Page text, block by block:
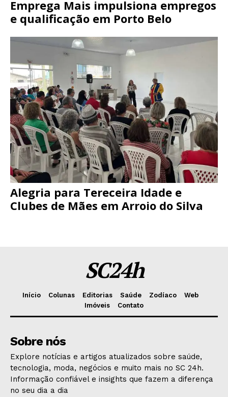
Emprega Mais impulsiona empregos
e qualificação em Porto Belo
Alegria para Tereceira Idade e
Clubes de Mães em Arroio do Silva
SC24h
Início Colunas Editorias Saúde Zodíaco
Web
Imóveis
Contato
Sobre nós
Explore notícias e artigos atualizados sobre saúde,
tecnologia, moda, negócios e muito mais no SC 24h.
Informação confiável e insights que fazem a diferença
no seu dia a dia